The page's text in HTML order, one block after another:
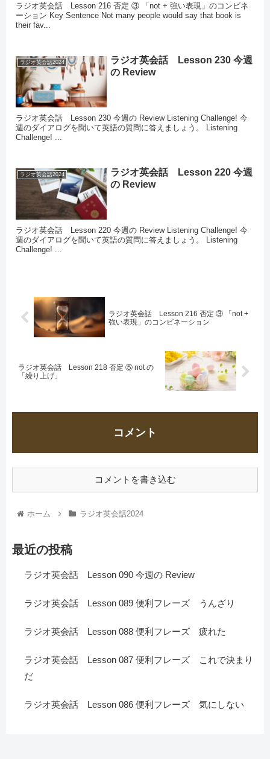
ラジオ英会話 Lesson 216 否定 ③ 「not + 強い表現」のコンビネ
ーション Key Sentence Not many people would say that book is
their fav...
ラジオ英会話2024
ラジオ英会話 Lesson 230 今週
の Review
ラジオ英会話 Lesson 230 今週の Review Listening Challenge! 今
週のダイアログを聞いて英語の質問に答えましょう。 Listening
Challenge! ...
ラジオ英会話2024
ラジオ英会話 Lesson 220 今週
の Review
ラジオ英会話 Lesson 220 今週の Review Listening Challenge! 今
週のダイアログを聞いて英語の質問に答えましょう。 Listening
Challenge! ...
ラジオ英会話 Lesson 216 否定 ③ 「not +
強い表現」のコンビネーション
ラジオ英会話 Lesson 218 否定 ⑤ not の
「繰り上げ」
コメント
コメントを書き込む
ホーム ラジオ英会話2024
最近の投稿
ラジオ英会話 Lesson 090 今週の Review
ラジオ英会話 Lesson 089 便利フレーズ うんざり
ラジオ英会話 Lesson 088 便利フレーズ 疲れた
ラジオ英会話 Lesson 087 便利フレーズ これで決まり
だ
ラジオ英会話 Lesson 086 便利フレーズ 気にしない